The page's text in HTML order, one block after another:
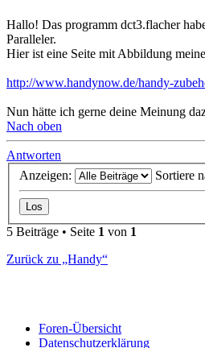
Hallo! Das programm dct3.flacher
Paralleler.
Hier ist eine Seite mit Abbildung
http://www.handynow.de/handy-
Nun hätte ich gerne deine Meinung
Nach oben
Antworten
Anzeigen:
Sortiere
5 Beiträge • Seite 1 von 1
Zurück zu „Handy“
Foren-Übersicht
Datenschutzerklärung